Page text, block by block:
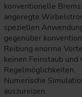
konventionelle
angeregte
speziellen
gegenüber
Reibung enorme
keinen Feinstaub
Regelmöglichkeiten.
Numerische
auszureizen.